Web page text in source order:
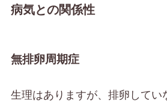
病気との関係性
無排卵周期症
生理はありますが、排卵してい